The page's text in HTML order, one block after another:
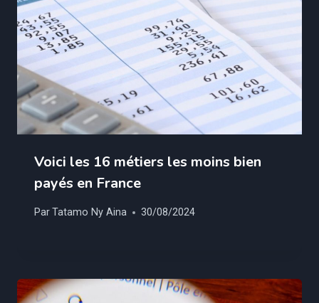
Voici les 16 métiers les moins bien
payés en France
ParTatamo Ny Aina 30/08/2024